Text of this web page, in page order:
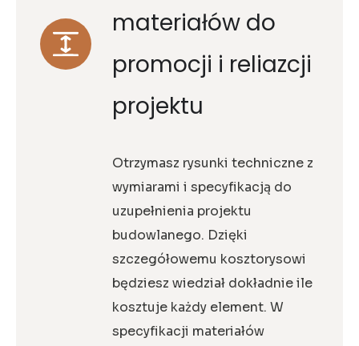
materiałów do
promocji i reliazcji
projektu
Otrzymasz rysunki techniczne z
wymiarami i specyfikacją do
uzupełnienia projektu
budowlanego. Dzięki
szczegółowemu kosztorysowi
będziesz wiedział dokładnie ile
kosztuje każdy element. W
specyfikacji materiałów